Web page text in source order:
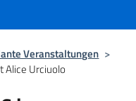
Veranstaltungen >
Alice Urciuolo